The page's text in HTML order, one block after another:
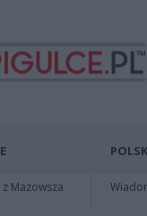
Mazowsza